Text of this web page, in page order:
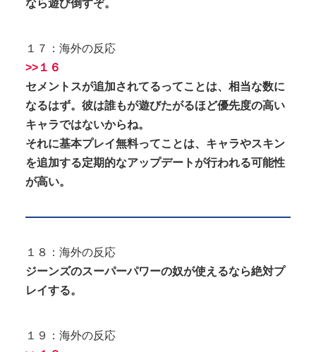
なら遊び倒すぞ。
１７：海外の反応
>>１６
セメントスが追加されてるってことは、相当な数に
なるはず。彼は誰もが遊びたがるほど優先度の高い
キャラではないからね。
それに基本プレイ無料ってことは、キャラやスキン
を追加する定期的なアップデートが行われる可能性
が高い。
１８：海外の反応
ジーンズのスーパーパワーの奴が使えるなら絶対プ
レイする。
１９：海外の反応